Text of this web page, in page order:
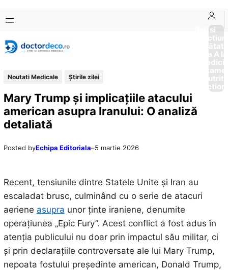
conținut
content
Boli si
Afectiuni
Sănătate
de la A
Noutati Medicale Știrile zilei
Mary Trump și implicațiile atacului
american asupra Iranului: O analiză
detaliată
Posted byEchipa Editoriala–5 martie 2026
Recent, tensiunile dintre Statele Unite și Iran au
escaladat brusc, culminând cu o serie de atacuri
aeriene asupra unor ținte iraniene, denumite
operațiunea „Epic Fury”. Acest conflict a fost adus în
atenția publicului nu doar prin impactul său militar, ci
și prin declarațiile controversate ale lui Mary Trump,
nepoata fostului președinte american, Donald Trump,